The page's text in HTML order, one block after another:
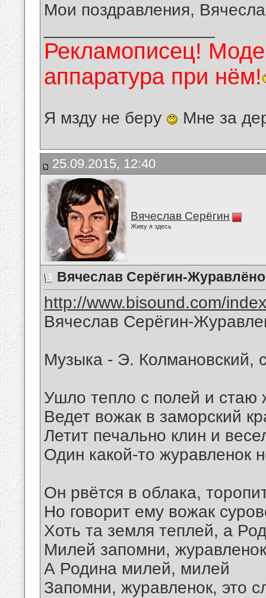
Мои поздравления,
Рекламописец!
аппаратура при нём!
Я мзду не беру Мне за
25.09.2015, 12:40
Вячеслав Серёгин
Живу я здесь
Вячеслав Серёгин-
http://www.bisound.com/
Вячеслав Серёгин-
Музыка - Э.
Ушло тепло с полей и стаю
Ведет вожак в заморский
Летит печально клин и
Один какой-то журавленок
Он рвётся в облака,
Но говорит ему вожак
Хоть та земля теплей, а
Милей запомни,
А Родина милей, милей
Запомни, журавленок, это